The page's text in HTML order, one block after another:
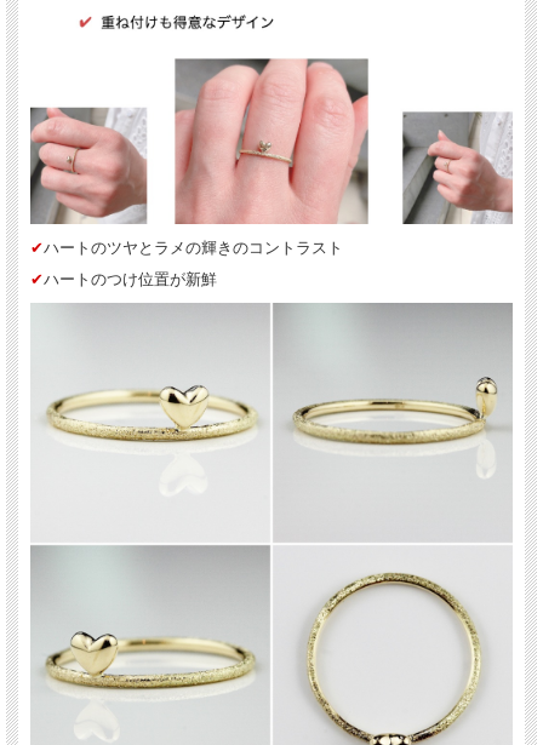
送料について詳しくはこちら(PC版)
*スマホ版はこちら
大人のための遊び心ある華奢リング
ラメのキリッとした輝きで甘さ控えめのハート
✔︎ハートのツヤとラメの輝きのコントラスト
✔︎ハートのつけ位置が新鮮